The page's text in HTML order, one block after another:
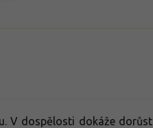
V dospělosti dokáže dorůst